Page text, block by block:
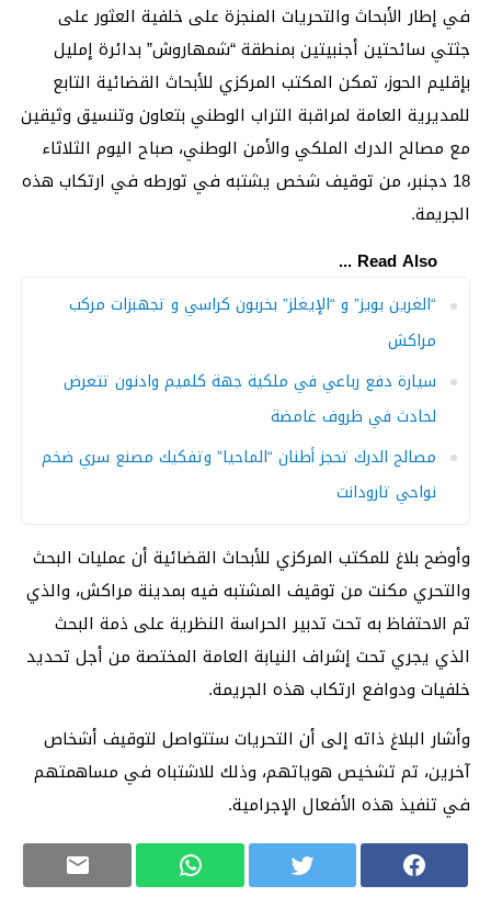
في إطار الأبحاث والتحريات المنجزة على خلفية العثور على
جثتي سائحتين أجنبيتين بمنطقة “شمهاروش” بدائرة إمليل
بإقليم الحوز، تمكن المكتب المركزي للأبحاث القضائية التابع
للمديرية العامة لمراقبة التراب الوطني بتعاون وتنسيق وثيقين
مع مصالح الدرك الملكي والأمن الوطني، صباح اليوم الثلاثاء
18 دجنبر، من توقيف شخص يشتبه في تورطه في ارتكاب هذه
الجريمة.
Read Also ...
“الغرين بويز” و “الإيغلز” بخربون كراسي و تجهبزات مركب
مراكش
سيارة دفع رباعي في ملكية جهة كلميم وادنون تتعرض
لحادث في ظروف غامضة
مصالح الدرك تحجز أطنان “الماحيا” وتفكيك مصنع سري ضخم
نواحي تارودانت
وأوضح بلاغ للمكتب المركزي للأبحاث القضائية أن عمليات البحث
والتحري مكنت من توقيف المشتبه فيه بمدينة مراكش، والذي
تم الاحتفاظ به تحت تدبير الحراسة النظرية على ذمة البحث
الذي يجري تحت إشراف النيابة العامة المختصة من أجل تحديد
خلفيات ودوافع ارتكاب هذه الجريمة.
وأشار البلاغ ذاته إلى أن التحريات ستتواصل لتوقيف أشخاص
آخرين، تم تشخيص هوياتهم، وذلك للاشتباه في مساهمتهم
في تنفيذ هذه الأفعال الإجرامية.